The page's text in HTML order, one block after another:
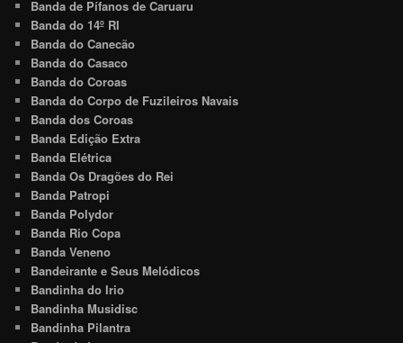
Banda de Pífanos de Caruaru
Banda do 14º RI
Banda do Canecão
Banda do Casaco
Banda do Coroas
Banda do Corpo de Fuzileiros Navais
Banda dos Coroas
Banda Edição Extra
Banda Elétrica
Banda Os Dragões do Rei
Banda Patropi
Banda Polydor
Banda Rio Copa
Banda Veneno
Bandeirante e Seus Melódicos
Bandinha do Irio
Bandinha Musidisc
Bandinha Pilantra